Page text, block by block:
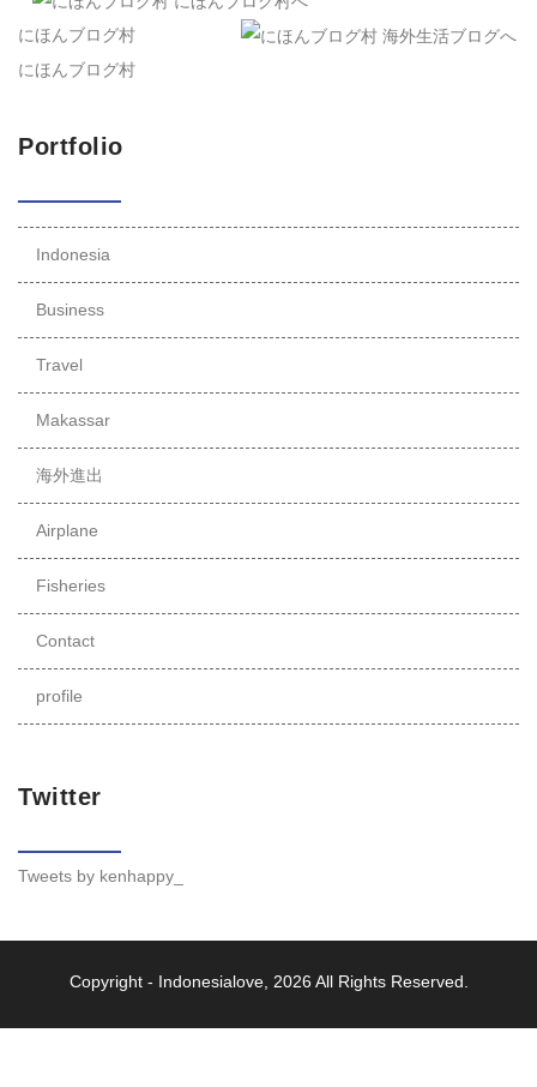
にほんブログ村
にほんブログ村
Portfolio
Indonesia
Business
Travel
Makassar
海外進出
Airplane
Fisheries
Contact
profile
Twitter
Tweets by kenhappy_
Copyright - Indonesialove, 2026 All Rights Reserved.